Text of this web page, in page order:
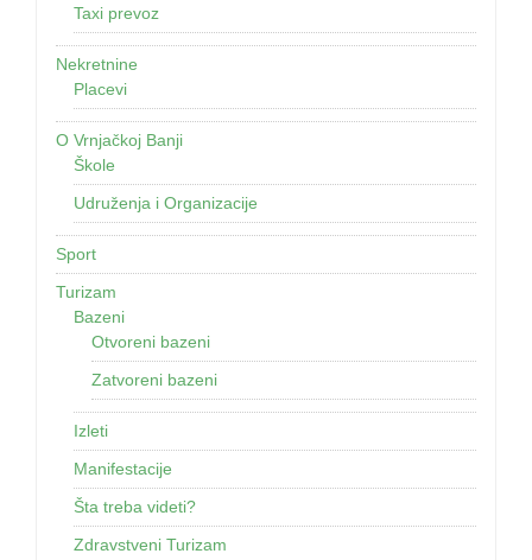
Taxi prevoz
Nekretnine
Placevi
O Vrnjačkoj Banji
Škole
Udruženja i Organizacije
Sport
Turizam
Bazeni
Otvoreni bazeni
Zatvoreni bazeni
Izleti
Manifestacije
Šta treba videti?
Zdravstveni Turizam